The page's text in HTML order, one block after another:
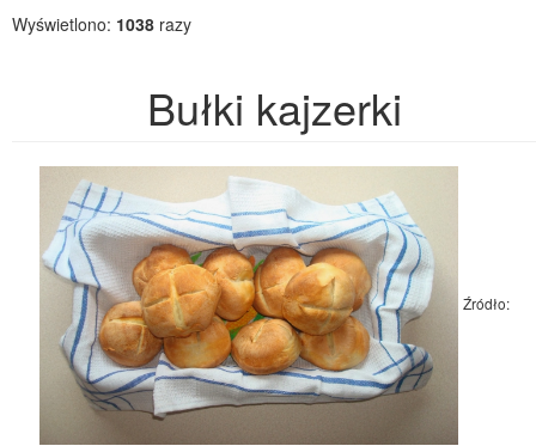
Wyświetlono: 1038 razy
Bułki kajzerki
Źródło: